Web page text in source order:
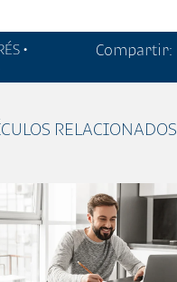
•
Compartir:
RELACIONADOS